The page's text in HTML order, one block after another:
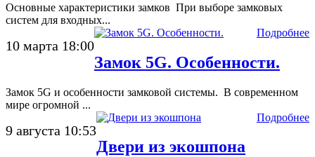
Основные характеристики замков При выборе замковых
систем для входных...
10 марта 18:00
Подробнее
Замок 5G. Особенности.
Замок 5G и особенности замковой системы. В современном
мире огромной ...
9 августа 10:53
Подробнее
Двери из экошпона